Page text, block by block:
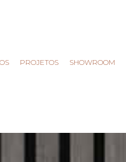
PROJETOS SHOWROOM